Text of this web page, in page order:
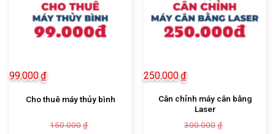
Cho thuê máy thủy bình
150.000 ₫
99.000₫
Cân chỉnh máy cân bằng
Laser
300.000 ₫
250.000₫